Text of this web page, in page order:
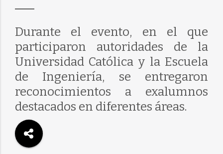
Durante el evento, en el que
participaron autoridades de la
Universidad Católica y la Escuela
de Ingeniería, se entregaron
reconocimientos a exalumnos
destacados en diferentes áreas.